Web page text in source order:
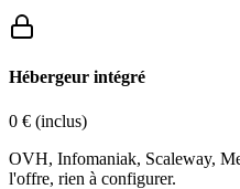
Hébergeur intégré
0 € (inclus)
OVH, Infomaniak, Scaleway,
l'offre, rien à configurer.